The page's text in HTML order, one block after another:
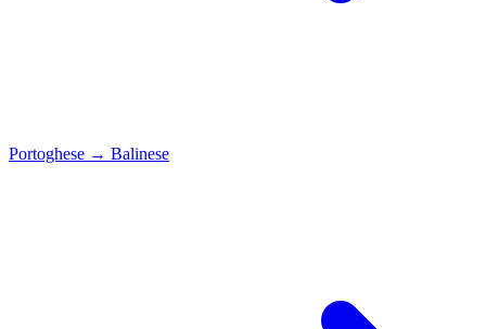
Portoghese → Balinese